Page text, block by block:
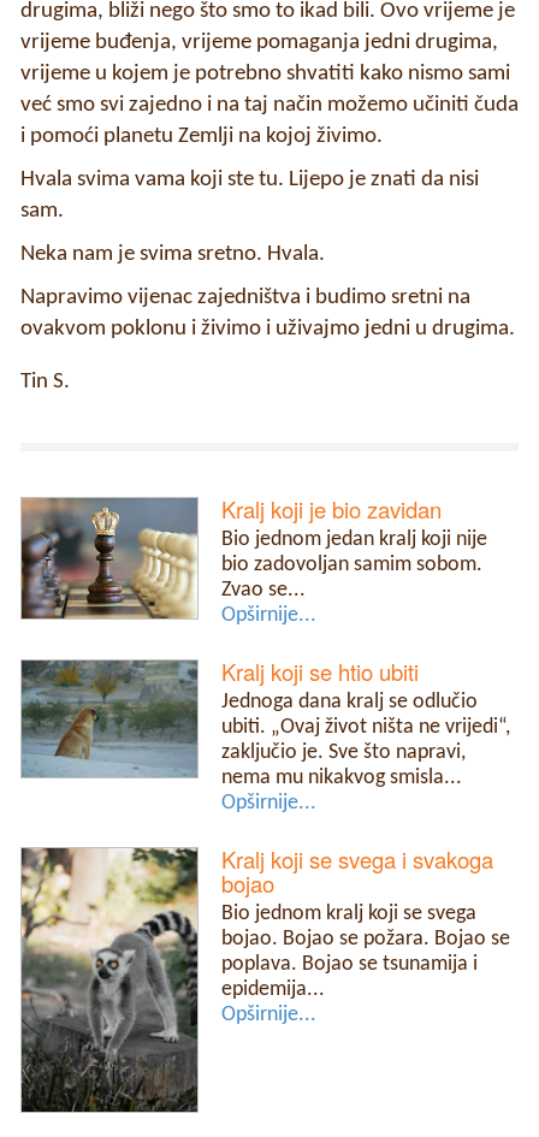
drugima, bliži nego što smo to ikad bili. Ovo vrijeme je
vrijeme buđenja, vrijeme pomaganja jedni drugima,
vrijeme u kojem je potrebno shvatiti kako nismo sami
već smo svi zajedno i na taj način možemo učiniti čuda
i pomoći planetu Zemlji na kojoj živimo.
Hvala svima vama koji ste tu. Lijepo je znati da nisi
sam.
Neka nam je svima sretno. Hvala.
Napravimo vijenac zajedništva i budimo sretni na
ovakvom poklonu i živimo i uživajmo jedni u drugima.
Tin S.
Kralj koji je bio zavidan
Bio jednom jedan kralj koji nije
bio zadovoljan samim sobom.
Zvao se...
Opširnije...
Kralj koji se htio ubiti
Jednoga dana kralj se odlučio
ubiti. „Ovaj život ništa ne vrijedi“,
zaključio je. Sve što napravi,
nema mu nikakvog smisla...
Opširnije...
Kralj koji se svega i svakoga
bojao
Bio jednom kralj koji se svega
bojao. Bojao se požara. Bojao se
poplava. Bojao se tsunamija i
epidemija...
Opširnije...